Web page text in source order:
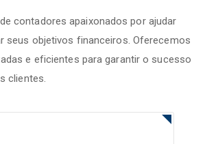
contadores apaixonados por ajudar
seus objetivos financeiros. Oferecemos
e eficientes para garantir o sucesso
clientes.